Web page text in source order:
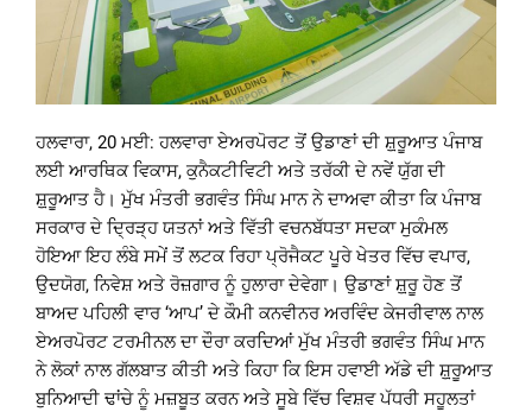
ਹਲਵਾਰਾ, 20 ਮਈ: ਹਲਵਾਰਾ ਏਅਰਪੋਰਟ ਤੋਂ ਉਡਾਣਾਂ ਦੀ ਸ਼਼ੁਰੂਆਤ ਪੰਜਾਬ
ਲਈ ਆਰਥਿਕ ਵਿਕਾਸ, ਕੁਨੈਕਟੀਵਿਟੀ ਅਤੇ ਤਰੱਕੀ ਦੇ ਨਵੇਂ ਯੁੱਗ ਦੀ
ਸ਼਼ੁਰੂਆਤ ਹੈ। ਮੁੱਖ ਮੰਤਰੀ ਭਗਵੰਤ ਸਿੰਘ ਮਾਨ ਨੇ ਦਾਅਵਾ ਕੀਤਾ ਕਿ ਪੰਜਾਬ
ਸਰਕਾਰ ਦੇ ਦ੍ਰਿੜ੍ਹ ਯਤਨਾਂ ਅਤੇ ਵਿੱਤੀ ਵਚਨਬੱਧਤਾ ਸਦਕਾ ਮੁਕੰਮਲ
ਹੋਇਆ ਇਹ ਲੰਬੇ ਸਮੇਂ ਤੋਂ ਲਟਕ ਰਿਹਾ ਪ੍ਰੋਜੈਕਟ ਪੂਰੇ ਖੇਤਰ ਵਿੱਚ ਵਪਾਰ,
ਉਦਯੋਗ, ਨਿਵੇਸ਼ ਅਤੇ ਰੋਜ਼ਗਾਰ ਨੂੰ ਹੁਲਾਰਾ ਦੇਵੇਗਾ। ਉਡਾਣਾਂ ਸ਼਼ੁਰੂ ਹੋਣ ਤੋਂ
ਬਾਅਦ ਪਹਿਲੀ ਵਾਰ ‘ਆਪ’ ਦੇ ਕੌਮੀ ਕਨਵੀਨਰ ਅਰਵਿੰਦ ਕੇਜਰੀਵਾਲ ਨਾਲ
ਏਅਰਪੋਰਟ ਟਰਮੀਨਲ ਦਾ ਦੌਰਾ ਕਰਦਿਆਂ ਮੁੱਖ ਮੰਤਰੀ ਭਗਵੰਤ ਸਿੰਘ ਮਾਨ
ਨੇ ਲੋਕਾਂ ਨਾਲ ਗੱਲਬਾਤ ਕੀਤੀ ਅਤੇ ਕਿਹਾ ਕਿ ਇਸ ਹਵਾਈ ਅੱਡੇ ਦੀ ਸ਼਼ੁਰੂਆਤ
ਬੁਨਿਆਦੀ ਢਾਂਚੇ ਨੂੰ ਮਜ਼ਬੂਤ ਕਰਨ ਅਤੇ ਸੂਬੇ ਵਿੱਚ ਵਿਸ਼ਵ ਪੱਧਰੀ ਸਹੂਲਤਾਂ